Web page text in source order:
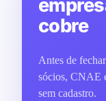
cobre
Antes de
sócios, CNAE
sem cadastro.